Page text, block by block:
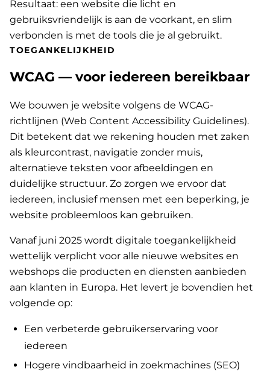
Resultaat: een website die licht en
gebruiksvriendelijk is aan de voorkant, en slim
verbonden is met de tools die je al gebruikt.
TOEGANKELIJKHEID
WCAG — voor iedereen bereikbaar
We bouwen je website volgens de WCAG-
richtlijnen (Web Content Accessibility Guidelines).
Dit betekent dat we rekening houden met zaken
als kleurcontrast, navigatie zonder muis,
alternatieve teksten voor afbeeldingen en
duidelijke structuur. Zo zorgen we ervoor dat
iedereen, inclusief mensen met een beperking, je
website probleemloos kan gebruiken.
Vanaf juni 2025 wordt digitale toegankelijkheid
wettelijk verplicht voor alle nieuwe websites en
webshops die producten en diensten aanbieden
aan klanten in Europa. Het levert je bovendien het
volgende op:
Een verbeterde gebruikerservaring voor
iedereen
Hogere vindbaarheid in zoekmachines (SEO)